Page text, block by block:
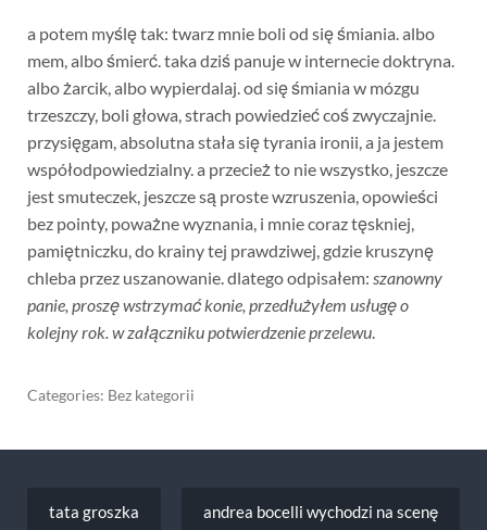
a potem myślę tak: twarz mnie boli od się śmiania. albo
mem, albo śmierć. taka dziś panuje w internecie doktryna.
albo żarcik, albo wypierdalaj. od się śmiania w mózgu
trzeszczy, boli głowa, strach powiedzieć coś zwyczajnie.
przysięgam, absolutna stała się tyrania ironii, a ja jestem
współodpowiedzialny. a przecież to nie wszystko, jeszcze
jest smuteczek, jeszcze są proste wzruszenia, opowieści
bez pointy, poważne wyznania, i mnie coraz tęskniej,
pamiętniczku, do krainy tej prawdziwej, gdzie kruszynę
chleba przez uszanowanie. dlatego odpisałem: szanowny
panie, proszę wstrzymać konie, przedłużyłem usługę o
kolejny rok. w załączniku potwierdzenie przelewu.
Categories: Bez kategorii
wpisu
tata groszka andrea bocelli wychodzi na scenę